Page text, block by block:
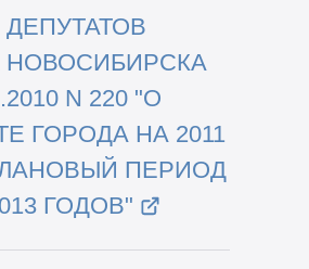
НОВОСИБИРСКА
N 220 "О
ГОРОДА НА 2011
ПЕРИОД
ГОДОВ"